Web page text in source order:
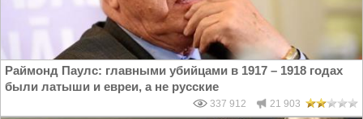
Раймонд Паулс: главными убийцами в 1917 – 1918 годах
были латыши и евреи, а не русские
337 912 21 903